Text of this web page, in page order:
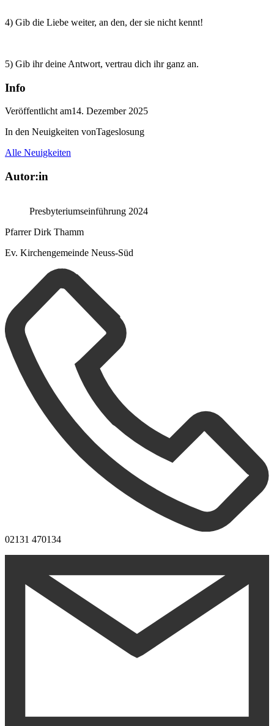
4) Gib die Liebe weiter, an den, der sie nicht kennt!
5) Gib ihr deine Antwort, vertrau dich ihr ganz an.
Info
Veröffentlicht am14. Dezember 2025
In den Neuigkeiten vonTageslosung
Alle Neuigkeiten
Autor:in
Presbyteriumseinführung 2024
Pfarrer Dirk Thamm
Ev. Kirchengemeinde Neuss-Süd
02131 470134